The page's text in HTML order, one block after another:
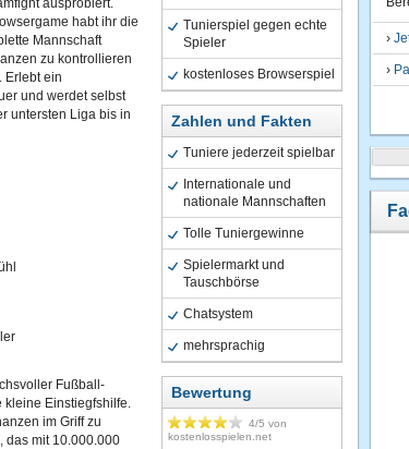
ausprobiert.
habt ihr die
Mannschaft
zu kontrollieren
Erlebt ein
und werdet selbst
untersten Liga bis in
Fußball-
kleine Einstiegfshilfe.
im Griff zu
das mit 10.000.000
Tunierspiel gegen echte
Spieler
kostenloses Browserspiel
Zahlen und Fakten
Tuniere jederzeit spielbar
Internationale und
nationale Mannschaften
Tolle Tuniergewinne
Spielermarkt und
Tauschbörse
Chatsystem
mehrsprachig
Bewertung
4/5 von
kostenlosspielen.net
›
›